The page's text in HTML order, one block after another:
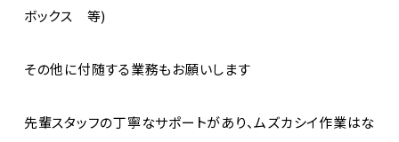
ボックス 等)
その他に付随する業務もお願いします
先輩スタッフの丁寧なサポートがあり、ムズカシイ作業はな